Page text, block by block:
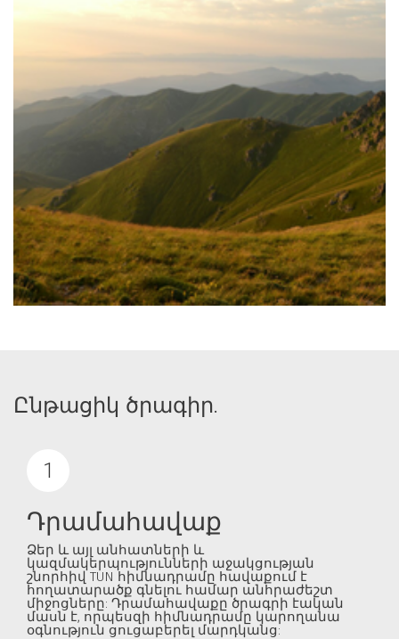
Ընթացիկ ծրագիր.
Դրամահավաք
Ձեր և այլ անհատների և
կազմակերպությունների աջակցության
շնորհիվ TUN հիմնադրամը հավաքում է
հողատարածք գնելու համար անհրաժեշտ
միջոցները: Դրամահավաքը ծրագրի էական
մասն է, որպեսզի հիմնադրամը կարողանա
օգնություն ցուցաբերել մարդկանց: